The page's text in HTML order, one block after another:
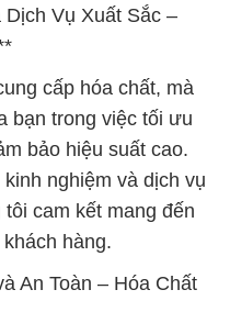
Vụ Xuất Sắc –
cấp hóa chất, mà
bạn trong việc tối ưu
bảo hiệu suất cao.
nghiệm và dịch vụ
cam kết mang đến
hàng.
An Toàn – Hóa Chất